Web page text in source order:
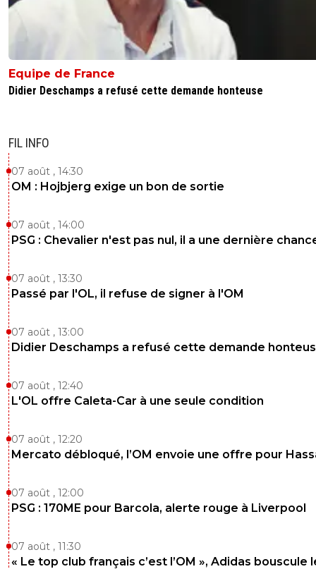
Equipe de France
Didier Deschamps a refusé cette demande honteuse
FIL INFO
07 août , 14:30
OM : Hojbjerg exige un bon de sortie
07 août , 14:00
PSG : Chevalier n'est pas nul, il a une dernière
07 août , 13:30
Passé par l'OL, il refuse de signer à l'OM
07 août , 13:00
Didier Deschamps a refusé cette demande
07 août , 12:40
L'OL offre Caleta-Car à une seule condition
07 août , 12:20
Mercato débloqué, l’OM envoie une offre pour
07 août , 12:00
PSG : 170ME pour Barcola, alerte rouge à Liverpool
07 août , 11:30
« Le top club français c’est l’OM », Adidas bouscule